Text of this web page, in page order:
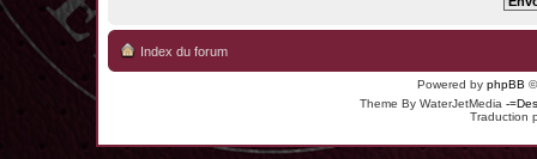
Index du forum
Powered by phpBB
Theme By WaterJetMedia -
Traduction